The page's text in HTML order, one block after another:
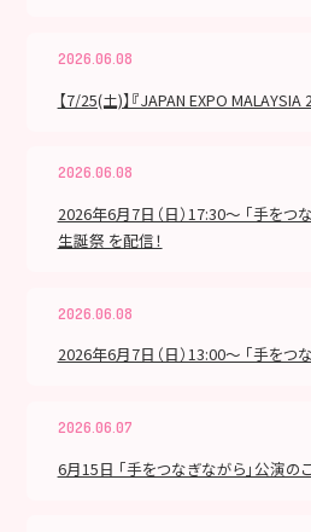
2026.06.08
【7/25(土)】『JAPAN EXPO MALAYSIA
2026.06.08
2026年6月7日（日）17:30～ 「手をつ
生誕祭 を配信！
2026.06.08
2026年6月7日（日）13:00～ 「手をつ
2026.06.07
6月15日 「手をつなぎながら」公演の